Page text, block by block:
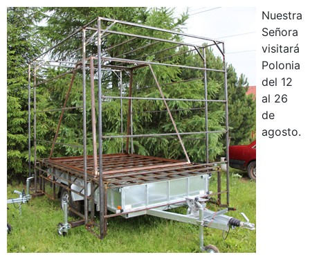
Nuestra
Señora
visitará
Polonia
del 12
al 26
de
agosto.